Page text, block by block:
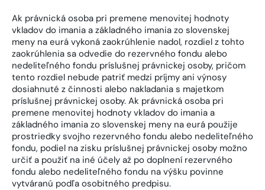
Ak právnická osoba pri premene menovitej hodnoty
vkladov do imania a základného imania zo slovenskej
meny na eurá vykoná zaokrúhlenie nadol, rozdiel z tohto
zaokrúhlenia sa odvedie do rezervného fondu alebo
nedeliteľného fondu príslušnej právnickej osoby, pričom
tento rozdiel nebude patriť medzi príjmy ani výnosy
dosiahnuté z činnosti alebo nakladania s majetkom
príslušnej právnickej osoby. Ak právnická osoba pri
premene menovitej hodnoty vkladov do imania a
základného imania zo slovenskej meny na eurá použije
prostriedky svojho rezervného fondu alebo nedeliteľného
fondu, podiel na zisku príslušnej právnickej osoby možno
určiť a použiť na iné účely až po doplnení rezervného
fondu alebo nedeliteľného fondu na výšku povinne
vytváranú podľa osobitného predpisu.